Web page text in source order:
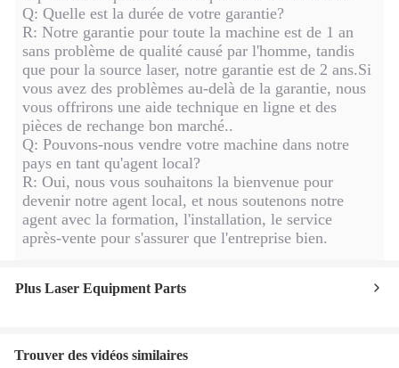
Q: Quelle est la durée de votre garantie?
R: Notre garantie pour toute la machine est de 1 an
sans problème de qualité causé par l'homme, tandis
que pour la source laser, notre garantie est de 2 ans.Si
vous avez des problèmes au-delà de la garantie, nous
vous offrirons une aide technique en ligne et des
pièces de rechange bon marché..
Q: Pouvons-nous vendre votre machine dans notre
pays en tant qu'agent local?
R: Oui, nous vous souhaitons la bienvenue pour
devenir notre agent local, et nous soutenons notre
agent avec la formation, l'installation, le service
après-vente pour s'assurer que l'entreprise bien.
Plus Laser Equipment Parts
Trouver des vidéos similaires